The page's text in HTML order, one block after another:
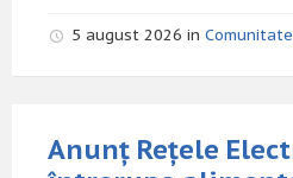
5 august 2026 in Comunitate
Anunț Rețele